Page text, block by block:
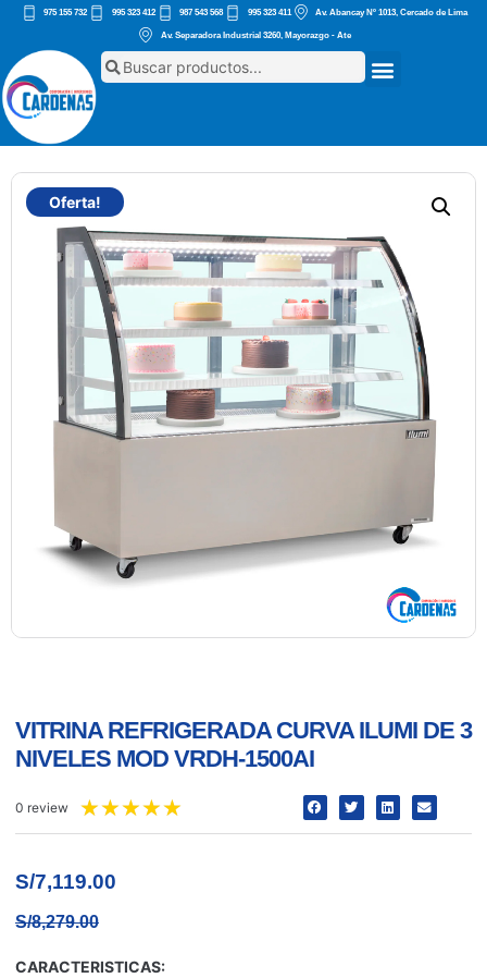
975 155 732 995 323 412 987 543 568 995 323 411 Av. Abancay Nº 1013, Cercado de Lima
Av. Separadora Industrial 3260, Mayorazgo - Ate
Oferta!
VITRINA REFRIGERADA CURVA ILUMI DE 3
NIVELES MOD VRDH-1500AI
0 review ★★★★★
S/7,119.00
S/8,279.00
CARACTERISTICAS: